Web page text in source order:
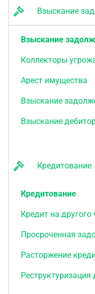
Взыскание
Взыскание
Коллекторы
Арест имущества
Взыскание
Взыскание
Кредитование
Кредитование
Кредит на другого
Просроченная
Расторжение
Реструктуризация